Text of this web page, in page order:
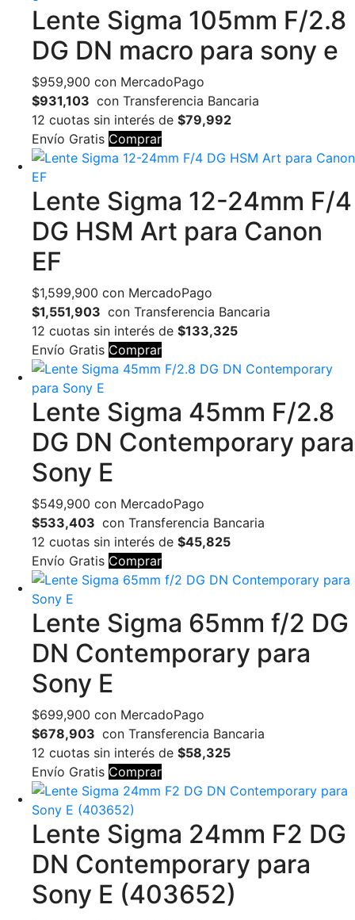
Lente Sigma 105mm F/2.8
DG DN macro para sony e
$959,900 con MercadoPago
$931,103 con Transferencia Bancaria
12 cuotas sin interés de $79,992
Envío Gratis Comprar
Lente Sigma 12-24mm F/4
DG HSM Art para Canon
EF
$1,599,900 con MercadoPago
$1,551,903 con Transferencia Bancaria
12 cuotas sin interés de $133,325
Envío Gratis Comprar
Lente Sigma 45mm F/2.8
DG DN Contemporary para
Sony E
$549,900 con MercadoPago
$533,403 con Transferencia Bancaria
12 cuotas sin interés de $45,825
Envío Gratis Comprar
Lente Sigma 65mm f/2 DG
DN Contemporary para
Sony E
$699,900 con MercadoPago
$678,903 con Transferencia Bancaria
12 cuotas sin interés de $58,325
Envío Gratis Comprar
Lente Sigma 24mm F2 DG
DN Contemporary para
Sony E (403652)